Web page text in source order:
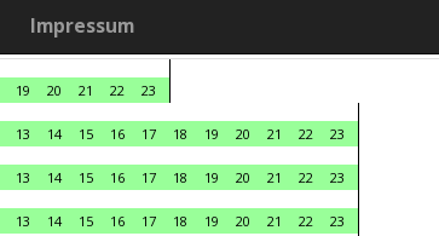
Impressum
19 20 21 22
23
13 14 15 16 17 18 19 20 21 22
23
13 14 15 16 17 18 19 20 21 22
23
13 14 15 16 17 18 19 20 21 22
23